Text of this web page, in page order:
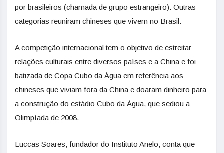
por brasileiros (chamada de grupo estrangeiro). Outras
categorias reuniram chineses que vivem no Brasil.
A competição internacional tem o objetivo de estreitar
relações culturais entre diversos países e a China e foi
batizada de Copa Cubo da Água em referência aos
chineses que viviam fora da China e doaram dinheiro para
a construção do estádio Cubo da Água, que sediou a
Olimpíada de 2008.
Luccas Soares, fundador do Instituto Anelo, conta que